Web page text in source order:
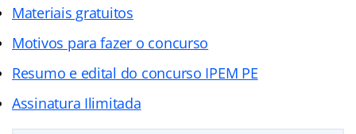
Materiais gratuitos
Motivos para fazer o concurso
Resumo e edital do concurso IPEM PE
Assinatura Ilimitada